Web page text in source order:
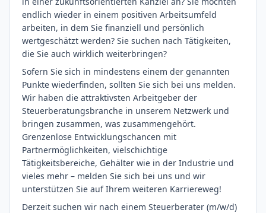
endlich wieder in einem positiven Arbeitsumfeld
arbeiten, in dem Sie finanziell und persönlich
wertgeschätzt werden? Sie suchen nach Tätigkeiten,
die Sie auch wirklich weiterbringen?
Sofern Sie sich in mindestens einem der genannten
Punkte wiederfinden, sollten Sie sich bei uns melden.
Wir haben die attraktivsten Arbeitgeber der
Steuerberatungsbranche in unserem Netzwerk und
bringen zusammen, was zusammengehört.
Grenzenlose Entwicklungschancen mit
Partnermöglichkeiten, vielschichtige
Tätigkeitsbereiche, Gehälter wie in der Industrie und
vieles mehr – melden Sie sich bei uns und wir
unterstützen Sie auf Ihrem weiteren Karriereweg!
Derzeit suchen wir nach einem Steuerberater (m/w/d)